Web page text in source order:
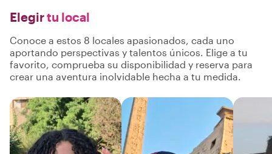
Elegirtu local
Conoce a estos 8 locales apasionados, cada uno
aportando perspectivas y talentos únicos. Elige a tu
favorito, comprueba su disponibilidad y reserva para
crear una aventura inolvidable hecha a tu medida.